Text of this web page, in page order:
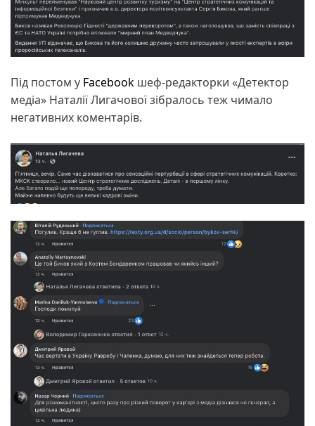
Під постом у Facebook шеф-редакторки «Детектор
медіа» Наталії Лигачової зібралось теж чимало
негативних коментарів.